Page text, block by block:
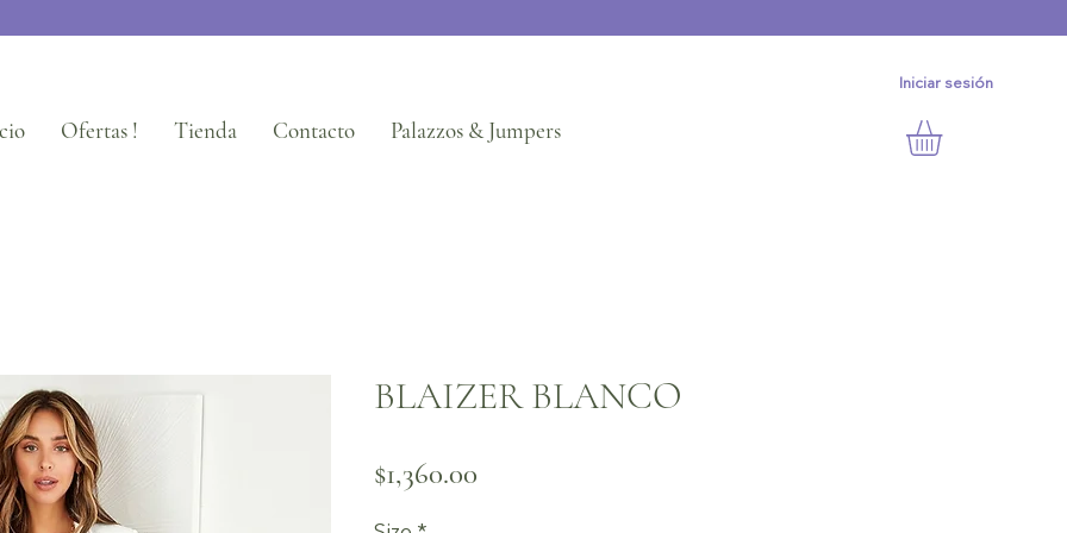
Ofertas ! Tienda Contacto Palazzos & Jumpers
Iniciar sesión
BLAIZER BLANCO
$1,360.00